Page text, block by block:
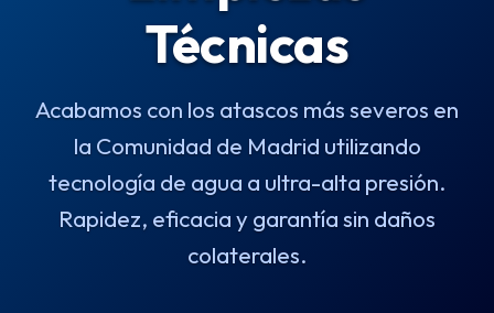
Técnicas
Acabamos con los atascos más severos en
la Comunidad de Madrid utilizando
tecnología de agua a ultra-alta presión.
Rapidez, eficacia y garantía sin daños
colaterales.